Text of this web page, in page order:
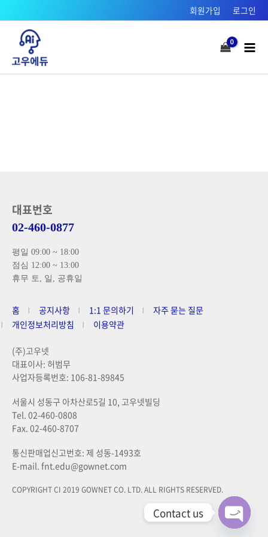
건너뛰기
회원가입 로그인
대표번호
02-460-0877
평일 09:00 ~ 18:00
점심 12:00 ~ 13:00
휴무 토, 일, 공휴일
홈 공지사항 1:1 문의하기
자주 묻는 질문
개인정보처리방침
이용약관
(주)고우넷
대표이사: 허범무
사업자등록번호: 106-81-89845
서울시 성동구 아차산로5길 10, 고우넷빌딩
Tel. 02-460-0808
Fax. 02-460-8707
통신판매업신고번호: 제 성동-1493호
E-mail. fnt.edu@gownet.com
COPYRIGHT CI 2019 GOWNET CO. LTD. ALL RIGHTS RESERVED.
Contact us
Open